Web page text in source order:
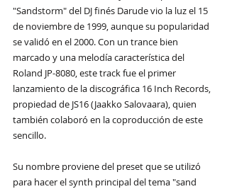
"Sandstorm" del DJ finés Darude vio la luz el 15
de noviembre de 1999, aunque su popularidad
se validó en el 2000. Con un trance bien
marcado y una melodía característica del
Roland JP-8080, este track fue el primer
lanzamiento de la discográfica 16 Inch Records,
propiedad de JS16 (Jaakko Salovaara), quien
también colaboró en la coproducción de este
sencillo.​
Su nombre proviene del preset que se utilizó
para hacer el synth principal del tema "sand